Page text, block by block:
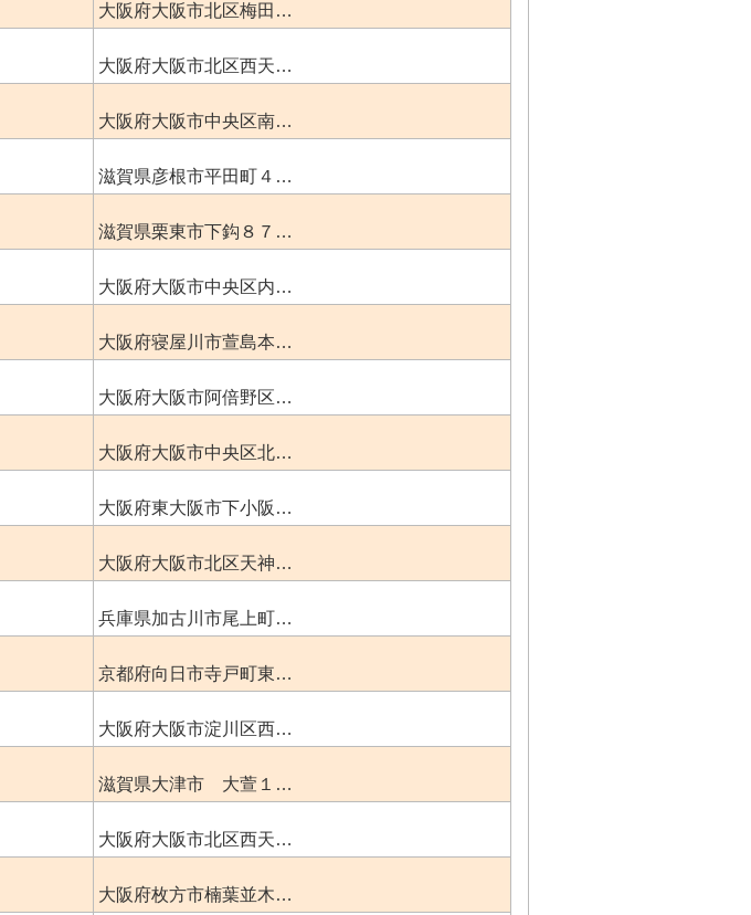
大阪府大阪市北区梅田…
大阪府大阪市北区西天…
大阪府大阪市中央区南…
滋賀県彦根市平田町４…
滋賀県栗東市下鈎８７…
大阪府大阪市中央区内…
大阪府寝屋川市萱島本…
大阪府大阪市阿倍野区…
大阪府大阪市中央区北…
大阪府東大阪市下小阪…
大阪府大阪市北区天神…
兵庫県加古川市尾上町…
京都府向日市寺戸町東…
大阪府大阪市淀川区西…
滋賀県大津市 大萱１…
大阪府大阪市北区西天…
大阪府枚方市楠葉並木…